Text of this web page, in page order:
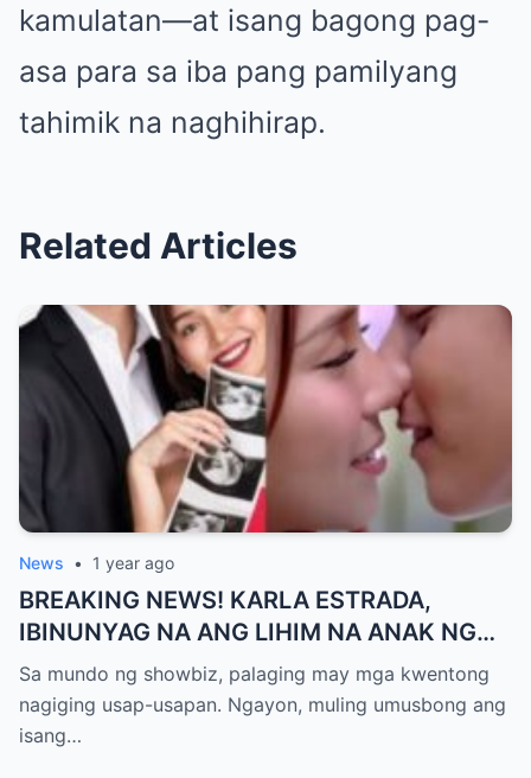
kamulatan—at isang bagong pag-
asa para sa iba pang pamilyang
tahimik na naghihirap.
Related Articles
News • 1 year ago
BREAKING NEWS! KARLA ESTRADA,
IBINUNYAG NA ANG LIHIM NA ANAK NG
KATHNIEL! Matagal na Itinatagong
Katotohanan, Inilabas na sa Publiko — Fans
NAGULANTANG sa Rebelasyong Yumanig
Sa mundo ng showbiz, palaging may mga kwentong
nagiging usap-usapan. Ngayon, muling umusbong ang
isang…